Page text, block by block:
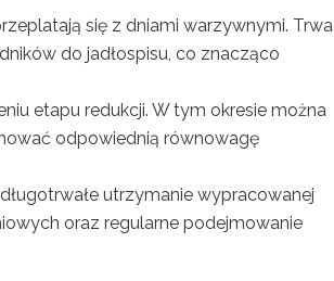
się z dniami warzywnymi. Trwa
do jadłospisu, co znacząco
etapu redukcji. W tym okresie można
odpowiednią równowagę
utrzymanie wypracowanej
oraz regularne podejmowanie